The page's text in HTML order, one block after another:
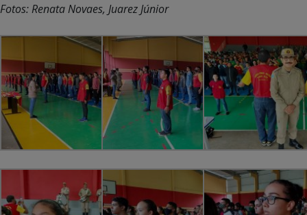
Fotos: Renata Novaes, Juarez Júnior